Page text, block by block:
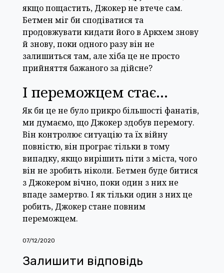
якщо пощастить, Джокер не втече сам.
Бетмен міг би сподіватися та
продовжувати кидати його в Аркхем знову
й знову, поки одного разу він не
залишиться там, але хіба це не просто
прийняття бажаного за дійсне?
І переможцем стає…
Як би це не було прикро більшості фанатів,
ми думаємо, що Джокер здобув перемогу.
Він контролює ситуацію та їх війну
повністю, він програє тільки в тому
випадку, якщо вирішить піти з міста, чого
він не зробить ніколи. Бетмен буде битися
з Джокером вічно, поки один з них не
впаде замертво. І як тільки один з них це
робить, Джокер стане повним
переможцем.
07/12/2020
Залишити відповідь